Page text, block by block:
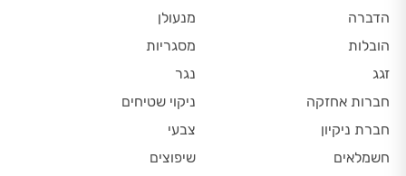
הדברה
הובלות
זגג
חברות אחזקה
חברת ניקיון
חשמלאים
מנעולן
מסגריות
נגר
ניקוי שטיחים
צבעי
שיפוצים